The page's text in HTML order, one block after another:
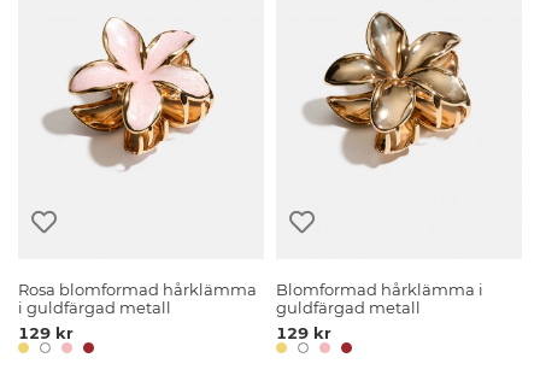
Rosa blomformad hårklämma
i guldfärgad metall
129 kr
Blomformad hårklämma i
guldfärgad metall
129 kr